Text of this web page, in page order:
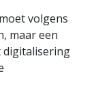
volgens
maar een
digitalisering